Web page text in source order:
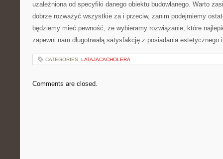
‌uzależniona od⁢ specyfiki danego obiektu ⁢budowlanego. Warto
dobrze rozważyć wszystkie ⁣za i przeciw, zanim ⁢podejmiemy
będziemy​ mieć pewność,‌ że wybieramy rozwiązanie, które
zapewni nam długotrwałą satysfakcję z⁣ posiadania estetycznego​
CATEGORIES: LATAJACACHOLERA
Comments are closed.